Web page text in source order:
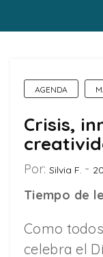
AGENDA
Crisis,
Por: Silvia F.
Tiempo de
Como
celebra el